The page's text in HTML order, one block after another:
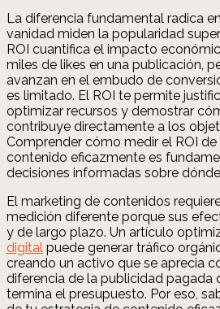
La diferencia fundamental radica
vanidad miden la popularidad
ROI cuantifica el impacto
miles de likes en una publicación,
avanzan en el embudo de
es limitado. El ROI te permite
optimizar recursos y demostrar
contribuye directamente a los
Comprender cómo medir el ROI
contenido eficazmente es
decisiones informadas sobre
El marketing de contenidos
medición diferente porque sus
y de largo plazo. Un artículo
digital puede generar tráfico
creando un activo que se aprecia
diferencia de la publicidad pagada
termina el presupuesto. Por eso,